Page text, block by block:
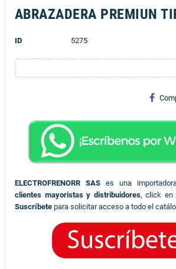
ABRAZADERA PREMIUN
ID 5275
ELECTROFRENORR SAS es una
clientes mayoristas y distribuidores, click en
Suscríbete para solicitar acceso a todo el